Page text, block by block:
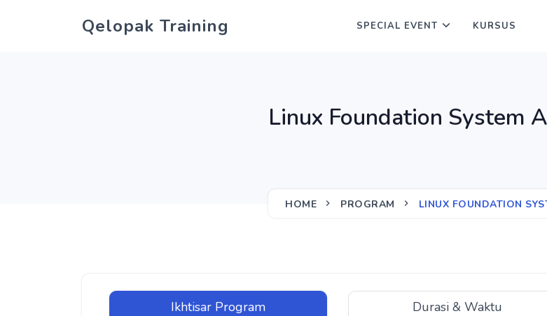
Qelopak Training SPECIAL EVENT KURSUS
Linux Foundation System
HOME PROGRAM LINUX FOUNDATION
Ikhtisar Program Durasi & Waktu